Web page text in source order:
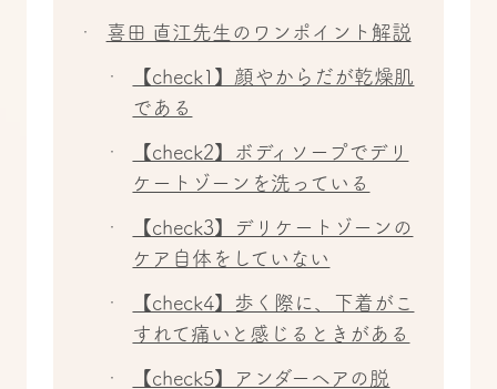
喜田 直江先生のワンポイント解説
【check1】顔やからだが乾燥肌
である
【check2】ボディソープでデリ
ケートゾーンを洗っている
【check3】デリケートゾーンの
ケア自体をしていない
【check4】歩く際に、下着がこ
すれて痛いと感じるときがある
【check5】アンダーヘアの脱